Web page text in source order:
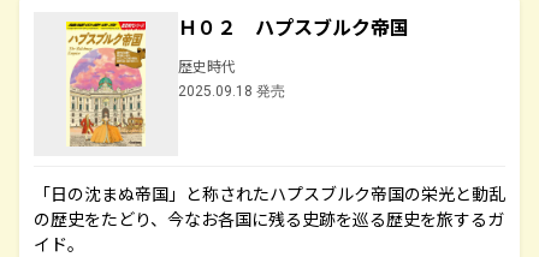
Ｈ０２ ハプスブルク帝国
歴史時代
2025.09.18 発売
「日の沈まぬ帝国」と称されたハプスブルク帝国の栄光と動乱
の歴史をたどり、今なお各国に残る史跡を巡る歴史を旅するガ
イド。